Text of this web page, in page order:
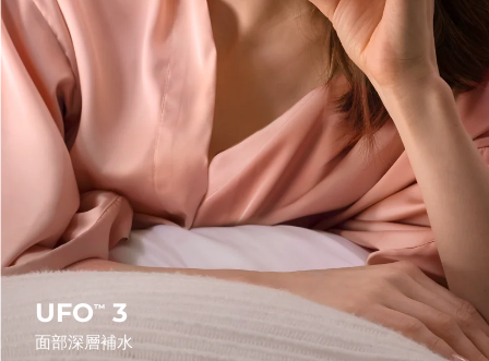
UFO™ 3
面部深層補水
我的訂閱
FAQ™ Dual LED Panel
熱門產品
特別優惠
發貨國家
美國 預計送達日期 8/10/26
英國 預計送達日期 8/9/26
西班牙 預計送達日期8/9/26
澳洲 預計送達日期8/12/26
預計送達日期8/9/26
德國 預計送達日期 8/9/26